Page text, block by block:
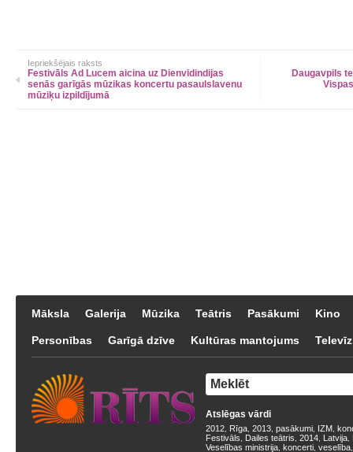
Iepriekšējais raksts
Festivāls Ad Lucem aicina uz Dienvidindijas
senās garīgās mūzikas koncertu pasaulslavenu
mūziķu izpildījumā
Daugavpils
Māksla Galerija Mūzika Teātris Pasākumi Kino
Personības Garīgā dzīve Kultūras mantojums
Atslēgas vārdi
2012 Rīga 2013 pasākumi IZM
Festivāls
Dailes teātris 2014 Latvija
Veselības ministrija koncerti veselība